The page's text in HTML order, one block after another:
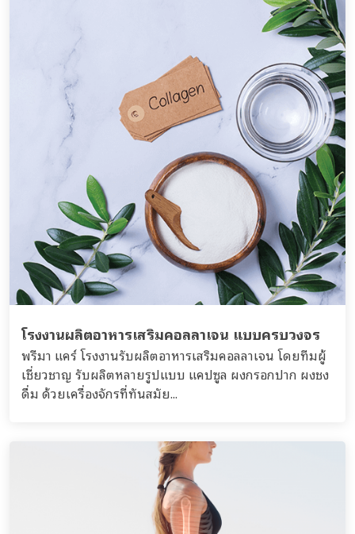
โรงงานผลิตอาหารเสริมคอลลาเจน แบบครบวงจร
พรีมา แคร์ โรงงานรับผลิตอาหารเสริมคอลลาเจน โดยทีมผู้
เชี่ยวชาญ รับผลิตหลายรูปแบบ แคปซูล ผงกรอกปาก ผงชง
ดื่ม ด้วยเครื่องจักรที่ทันสมัย...